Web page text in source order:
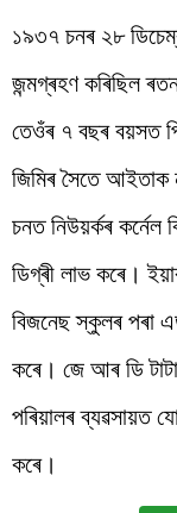
১৯৩৭ চনৰ ২৮
জন্মগ্ৰহণ কৰিছিল
তেওঁৰ ৭ বছৰ বয়সত
জিমিৰ সৈতে আইতাক
চনত নিউয়ৰ্কৰ কৰ্নেল
ডিগ্ৰী লাভ কৰে।
বিজনেছ স্কুলৰ পৰা
কৰে। জে আৰ ডি
পৰিয়ালৰ ব্যৱসায়ত
কৰে।